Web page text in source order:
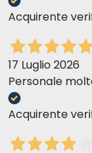
Acquirente
17 Luglio 2026
Personale
Acquirente